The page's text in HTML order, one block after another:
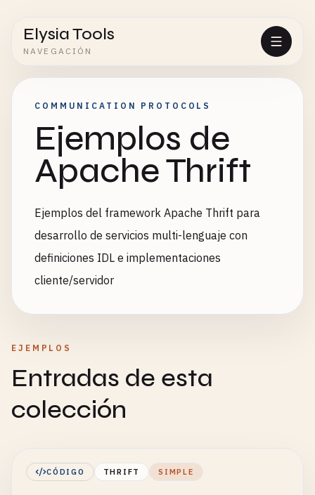
Elysia Tools
NAVEGACIÓN
COMMUNICATION PROTOCOLS
Ejemplos de
Apache Thrift
Ejemplos del framework Apache Thrift para
desarrollo de servicios multi-lenguaje con
definiciones IDL e implementaciones
cliente/servidor
EJEMPLOS
Entradas de esta
colección
CÓDIGO THRIFT SIMPLE